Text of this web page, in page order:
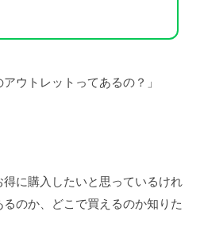
ウトレットってあるの？」
に購入したいと思っているけれ
のか、どこで買えるのか知りた